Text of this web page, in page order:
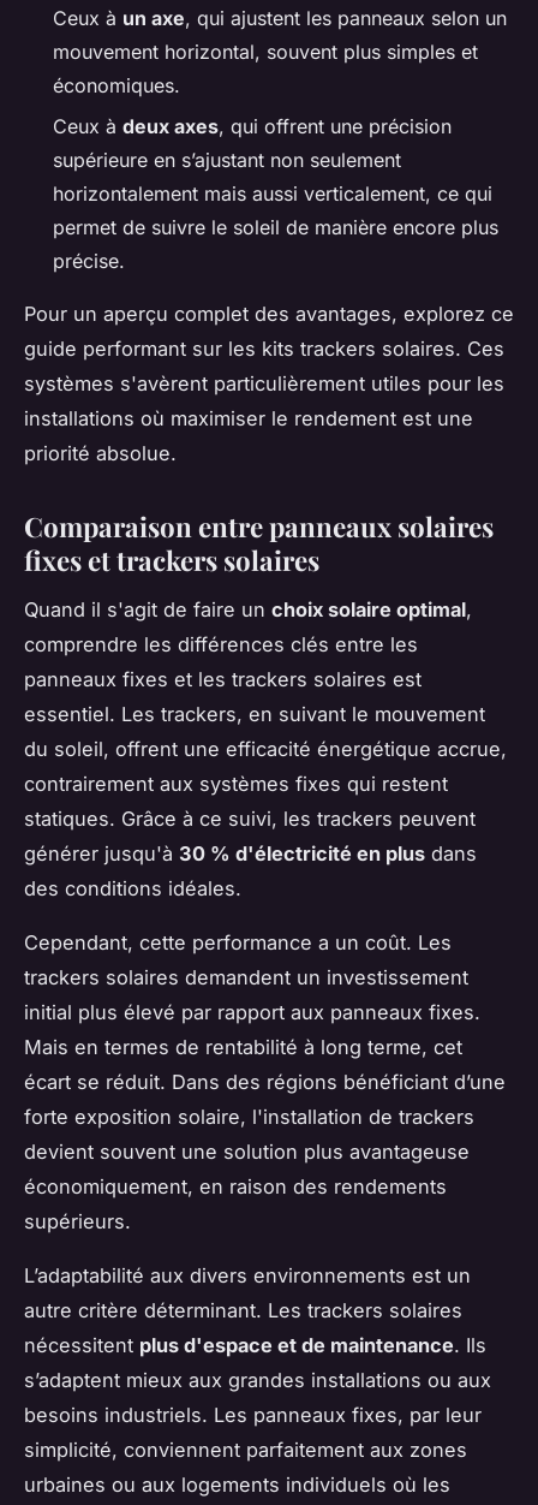
Ceux à un axe, qui ajustent les panneaux selon un
mouvement horizontal, souvent plus simples et
économiques.
Ceux à deux axes, qui offrent une précision
supérieure en s’ajustant non seulement
horizontalement mais aussi verticalement, ce qui
permet de suivre le soleil de manière encore plus
précise.
Pour un aperçu complet des avantages, explorez ce
guide performant sur les kits trackers solaires. Ces
systèmes s'avèrent particulièrement utiles pour les
installations où maximiser le rendement est une
priorité absolue.
Comparaison entre panneaux solaires
fixes et trackers solaires
Quand il s'agit de faire un choix solaire optimal,
comprendre les différences clés entre les
panneaux fixes et les trackers solaires est
essentiel. Les trackers, en suivant le mouvement
du soleil, offrent une efficacité énergétique accrue,
contrairement aux systèmes fixes qui restent
statiques. Grâce à ce suivi, les trackers peuvent
générer jusqu'à 30 % d'électricité en plus dans
des conditions idéales.
Cependant, cette performance a un coût. Les
trackers solaires demandent un investissement
initial plus élevé par rapport aux panneaux fixes.
Mais en termes de rentabilité à long terme, cet
écart se réduit. Dans des régions bénéficiant d’une
forte exposition solaire, l'installation de trackers
devient souvent une solution plus avantageuse
économiquement, en raison des rendements
supérieurs.
L’adaptabilité aux divers environnements est un
autre critère déterminant. Les trackers solaires
nécessitent plus d'espace et de maintenance. Ils
s’adaptent mieux aux grandes installations ou aux
besoins industriels. Les panneaux fixes, par leur
simplicité, conviennent parfaitement aux zones
urbaines ou aux logements individuels où les